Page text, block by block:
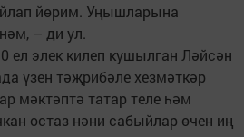
йөрим. Уңышларына
– ди ул.
ел элек килеп кушылган Ләйсән
үзен тәҗрибәле хезмәткәр
мәктәптә татар теле һәм
остаз нәни сабыйлар өчен иң